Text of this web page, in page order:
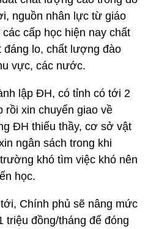
nguồn nhân lực từ giáo
cấp học hiện nay chất
đáng lo, chất lượng đào
vực, các nước.
lập ĐH, có tỉnh có tới 2
xin chuyển giao về
ĐH thiếu thầy, cơ sở vật
ngân sách trong khi
khó tìm việc khó nên
học.
Chính phủ sẽ nâng mức
triệu đồng/tháng để đóng